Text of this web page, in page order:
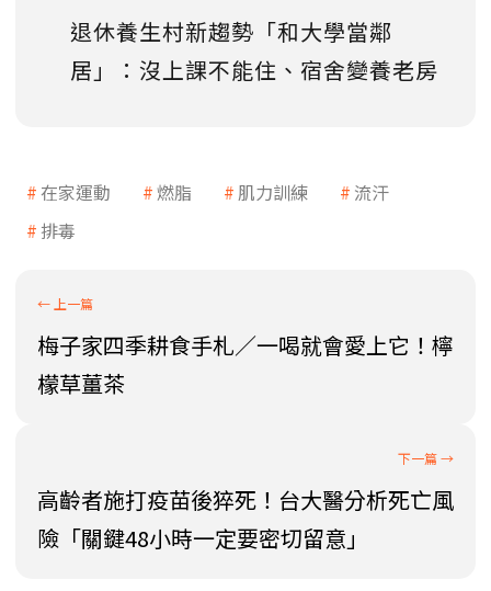
退休養生村新趨勢「和大學當鄰
居」：沒上課不能住、宿舍變養老房
在家運動 燃脂 肌力訓練
流汗
排毒
梅子家四季耕食手札／一喝就會愛上它！檸
檬草薑茶
高齡者施打疫苗後猝死！台大醫分析死亡風
險「關鍵48小時一定要密切留意」